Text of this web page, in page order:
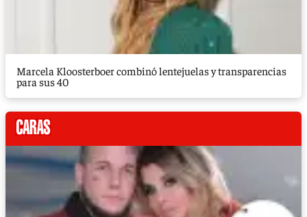
Marcela Kloosterboer combinó lentejuelas y transparencias
para sus 40